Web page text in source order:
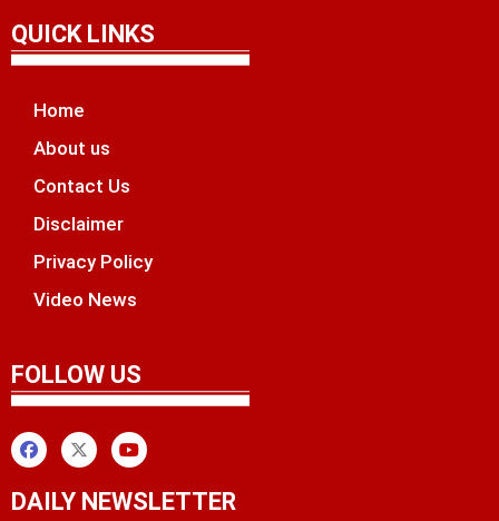
QUICK LINKS
Home
About us
Contact Us
Disclaimer
Privacy Policy
Video News
FOLLOW US
DAILY NEWSLETTER